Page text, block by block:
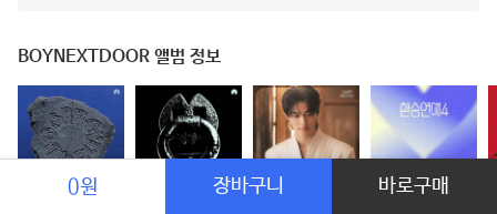
BOYNEXTDOOR 앨범 정보
0원 장바구니 바로구매